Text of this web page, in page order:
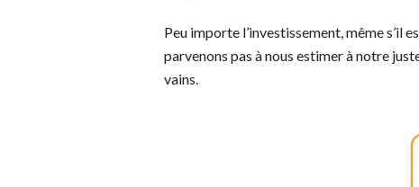
Peu importe l’investissement, même s’il
parvenons pas à nous estimer à notre
vains.